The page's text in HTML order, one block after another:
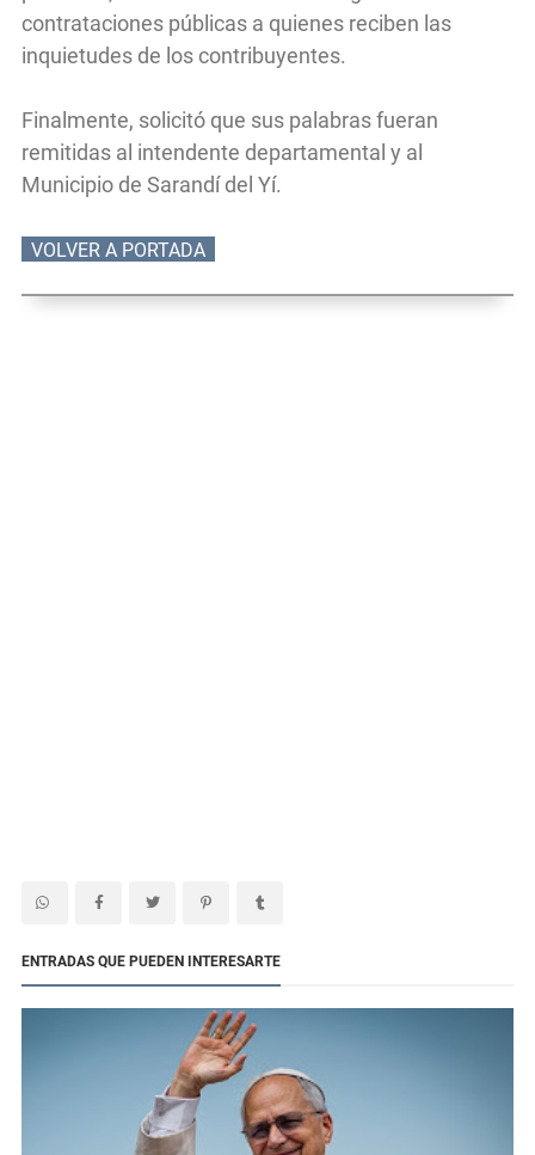
contrataciones públicas a quienes reciben las
inquietudes de los contribuyentes.
Finalmente, solicitó que sus palabras fueran
remitidas al intendente departamental y al
Municipio de Sarandí del Yí.
VOLVER A PORTADA
ENTRADAS QUE PUEDEN INTERESARTE